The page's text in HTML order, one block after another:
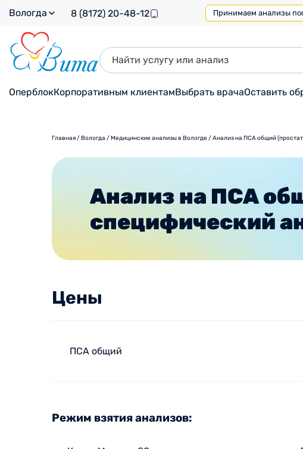
Вологда 8 (8172) 20-48-12 Принимаем анализы
ОперблокКорпоративным клиентамВыбрать врачаОставить
Главная/Вологда /Медицинские анализы в Вологде /Анализ на ПСА общий
Анализ на ПСА
специфический
Цены
ПСА общий
Режим взятия анализов: